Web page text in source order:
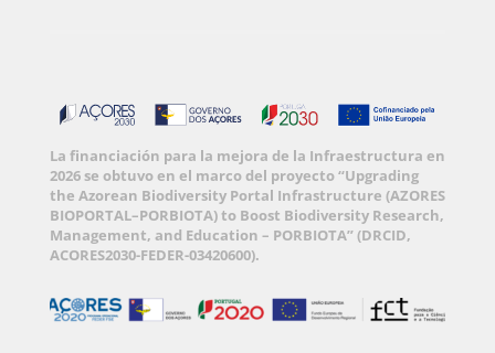
La financiación para la mejora de la Infraestructura en
2026 se obtuvo en el marco del proyecto “Upgrading
the Azorean Biodiversity Portal Infrastructure (AZORES
BIOPORTAL–PORBIOTA) to Boost Biodiversity Research,
Management, and Education – PORBIOTA” (DRCID,
ACORES2030-FEDER-03420600).